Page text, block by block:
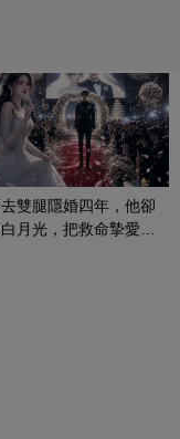
雙腿隱婚四年，他卻
月光，把救命摯愛當